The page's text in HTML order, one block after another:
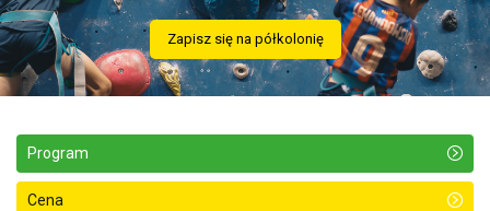
Zapisz się na półkolonię
Program
Cena